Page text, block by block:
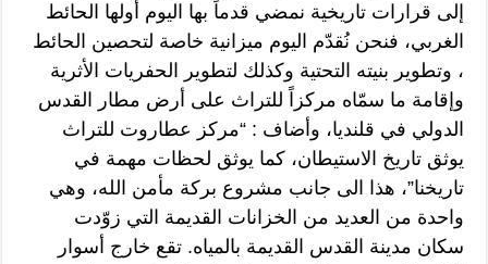
إلى قرارات تاريخية نمضي قدماً بها اليوم أولها الحائط
الغربي، فنحن نُقدّم اليوم ميزانية خاصة لتحصين الحائط
، وتطوير بنيته التحتية وكذلك لتطوير الحفريات الأثرية
وإقامة ما سمّاه مركزاً للتراث على أرض مطار القدس
الدولي في قلنديا، وأضاف : “مركز عطاروت للتراث
يوثق تاريخ الاستيطان، كما يوثق لحظات مهمة في
تاريخنا”، هذا الى جانب مشروع بركة مأمن الله، وهي
واحدة من العديد من الخزانات القديمة التي زوّدت
سكان مدينة القدس القديمة بالمياه. تقع خارج أسوار